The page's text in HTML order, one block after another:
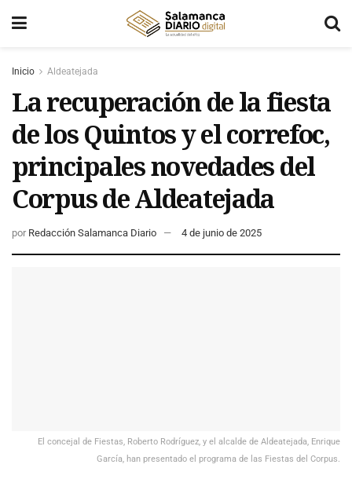
Inicio Aldeatejada
La recuperación de la fiesta
de los Quintos y el correfoc,
principales novedades del
Corpus de Aldeatejada
por Redacción Salamanca Diario 4 de junio de 2025
El concejal de Fiestas, Roberto Rodríguez, y el alcalde de Aldeatejada, Enrique
García, han presentado el programa de las Fiestas del Corpus.